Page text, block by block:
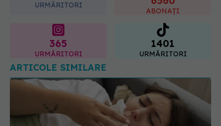
365
URMĂRITORI
1401
URMĂRITORI
ARTICOLE SIMILARE